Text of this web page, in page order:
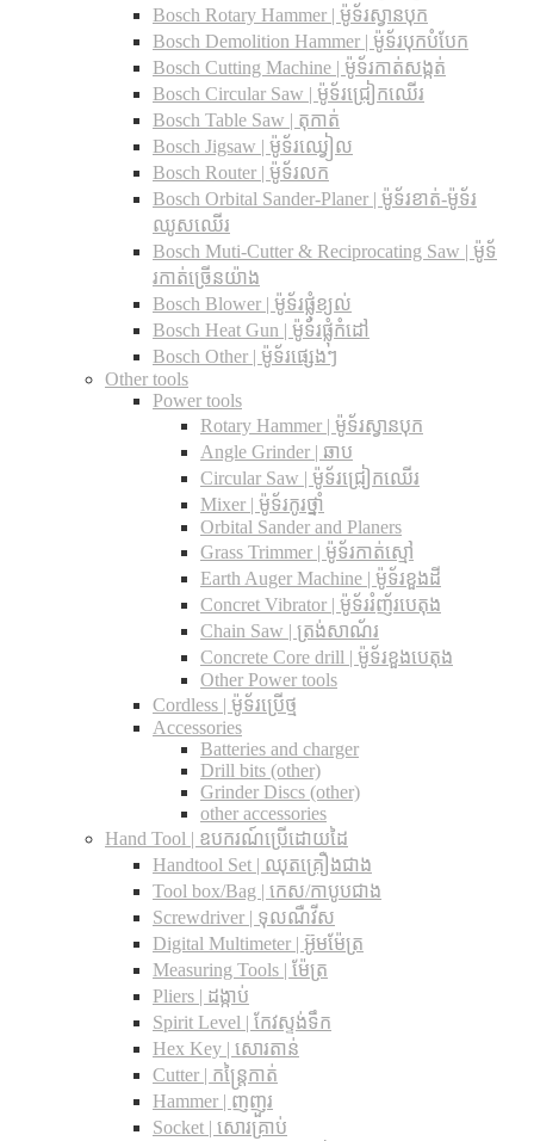
Bosch Rotary Hammer | ម៉ូទ័រស្វានបុក
Bosch Demolition Hammer | ម៉ូទ័របុកបំបែក
Bosch Cutting Machine | ម៉ូទ័រកាត់សង្កត់
Bosch Circular Saw | ម៉ូទ័រជ្រៀកឈើរ
Bosch Table Saw | តុកាត់
Bosch Jigsaw | ម៉ូទ័រឈ្វៀល
Bosch Router | ម៉ូទ័រលក
Bosch Orbital Sander-Planer​ | ម៉ូទ័រខាត់-ម៉ូទ័រ
ឈូសឈើរ
Bosch Muti-Cutter & Reciprocating Saw​ | ម៉ូទ័
រកាត់ច្រើនយ៉ាង
Bosch Blower | ម៉ូទ័រផ្លុំខ្យល់
Bosch Heat Gun | ម៉ូទ័រផ្លុំកំដៅ
Bosch Other | ម៉ូទ័រផ្សេងៗ
Other tools
Power tools
Rotary Hammer | ម៉ូទ័រស្វានបុក
Angle Grinder | ឆាប
Circular Saw​ | ម៉ូទ័រជ្រៀកឈើរ
Mixer | ម៉ូទ័រកូរថ្នាំ
Orbital Sander and Planers
Grass Trimmer | ម៉ូទ័រកាត់ស្មៅ
Earth Auger Machine | ម៉ូទ័រខួងដី
Concret Vibrator | ម៉ូទ័ររំញ័របេតុង
Chain Saw | ត្រង់សាណ័រ
Concrete Core drill | ម៉ូទ័រខួងបេតុង
Other Power tools
Cordless​ | ម៉ូទ័រប្រើថ្ម
Accessories
Batteries and charger
Drill bits (other)
Grinder Discs (other)
other accessories
Hand Tool | ឧបករណ៍ប្រើដោយដៃ
Handtool Set | ឈុតគ្រឿងជាង
Tool box/Bag | កេស/កាបូបជាង
Screwdriver | ទុលណឺវីស
Digital Multimeter | អ៊ូមម៉ែត្រ
Measuring Tools | ម៉ែត្រ
Pliers | ដង្កាប់
Spirit Level | កែវស្ទង់ទឹក
Hex Key | សោរតាន់
Cutter | កន្រ្តៃកាត់
Hammer | ញញួរ
Socket | សោរគ្រាប់